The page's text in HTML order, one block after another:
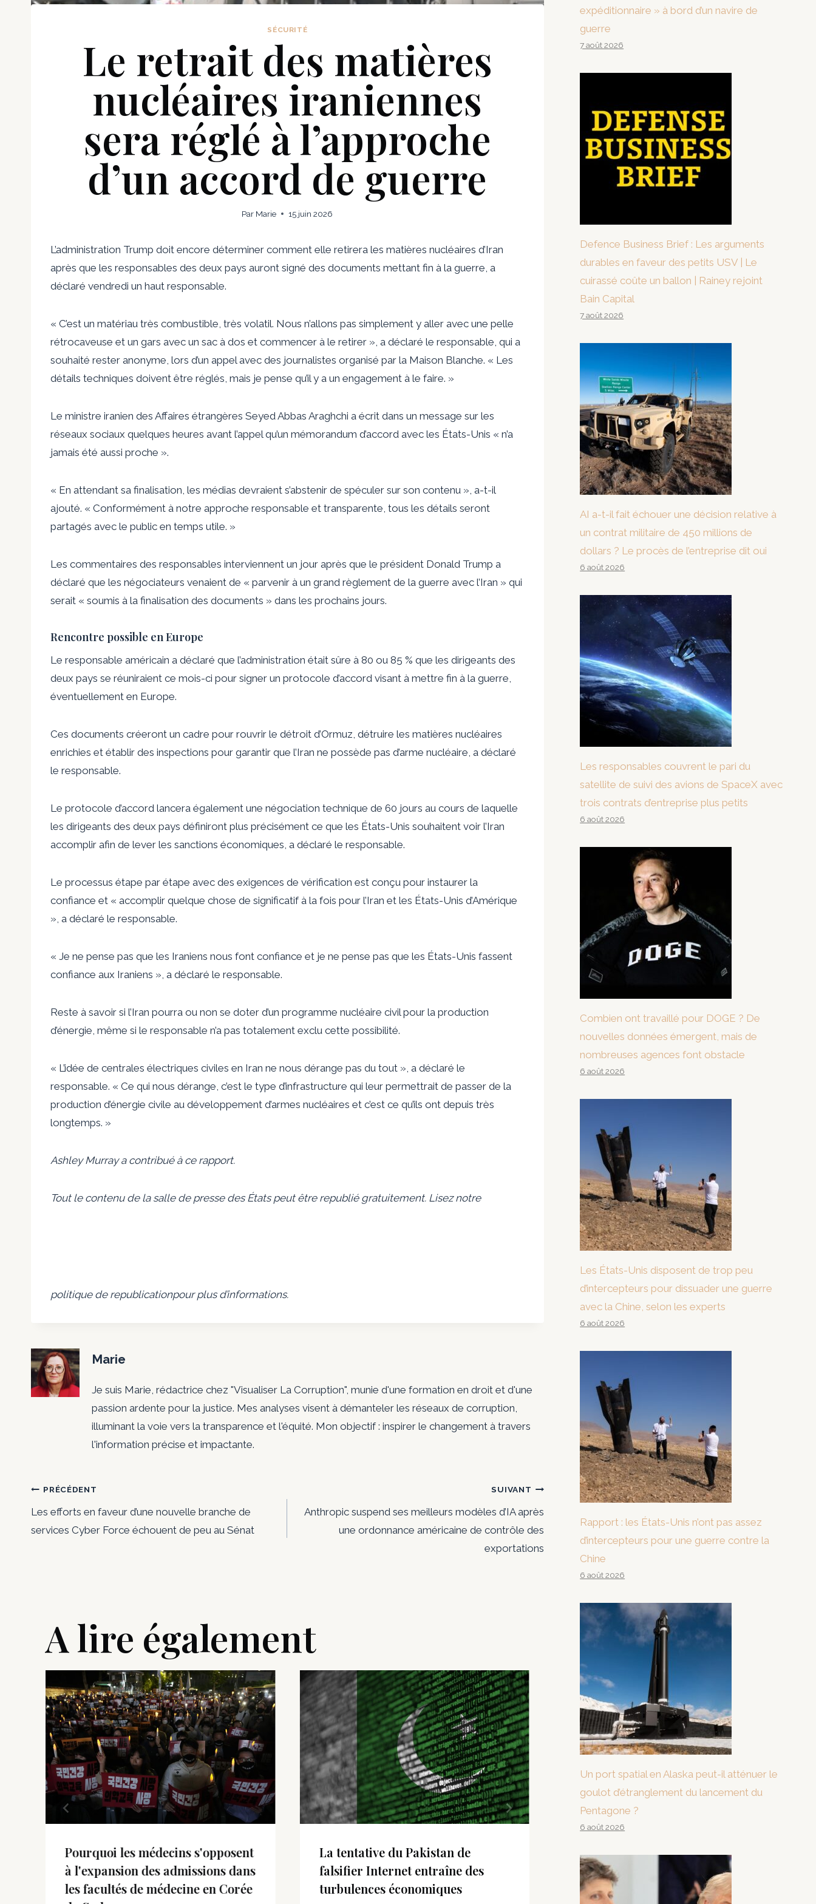
SÉCURITÉ
Le retrait des matières
nucléaires iraniennes
sera réglé à l’approche
d’un accord de guerre
Par Marie 15 juin 2026
L’administration Trump doit encore déterminer comment elle retirera les matières nucléaires d’Iran
après que les responsables des deux pays auront signé des documents mettant fin à la guerre, a
déclaré vendredi un haut responsable.
« C’est un matériau très combustible, très volatil. Nous n’allons pas simplement y aller avec une pelle
rétrocaveuse et un gars avec un sac à dos et commencer à le retirer », a déclaré le responsable, qui a
souhaité rester anonyme, lors d’un appel avec des journalistes organisé par la Maison Blanche. « Les
détails techniques doivent être réglés, mais je pense qu’il y a un engagement à le faire. »
Le ministre iranien des Affaires étrangères Seyed Abbas Araghchi a écrit dans un message sur les
réseaux sociaux quelques heures avant l’appel qu’un mémorandum d’accord avec les États-Unis « n’a
jamais été aussi proche ».
« En attendant sa finalisation, les médias devraient s’abstenir de spéculer sur son contenu », a-t-il
ajouté. « Conformément à notre approche responsable et transparente, tous les détails seront
partagés avec le public en temps utile. »
Les commentaires des responsables interviennent un jour après que le président Donald Trump a
déclaré que les négociateurs venaient de « parvenir à un grand règlement de la guerre avec l’Iran » qui
serait « soumis à la finalisation des documents » dans les prochains jours.
Rencontre possible en Europe
Le responsable américain a déclaré que l’administration était sûre à 80 ou 85 % que les dirigeants des
deux pays se réuniraient ce mois-ci pour signer un protocole d’accord visant à mettre fin à la guerre,
éventuellement en Europe.
Ces documents créeront un cadre pour rouvrir le détroit d’Ormuz, détruire les matières nucléaires
enrichies et établir des inspections pour garantir que l’Iran ne possède pas d’arme nucléaire, a déclaré
le responsable.
Le protocole d’accord lancera également une négociation technique de 60 jours au cours de laquelle
les dirigeants des deux pays définiront plus précisément ce que les États-Unis souhaitent voir l’Iran
accomplir afin de lever les sanctions économiques, a déclaré le responsable.
Le processus étape par étape avec des exigences de vérification est conçu pour instaurer la
confiance et « accomplir quelque chose de significatif à la fois pour l’Iran et les États-Unis d’Amérique
», a déclaré le responsable.
« Je ne pense pas que les Iraniens nous font confiance et je ne pense pas que les États-Unis fassent
confiance aux Iraniens », a déclaré le responsable.
Reste à savoir si l’Iran pourra ou non se doter d’un programme nucléaire civil pour la production
d’énergie, même si le responsable n’a pas totalement exclu cette possibilité.
« L’idée de centrales électriques civiles en Iran ne nous dérange pas du tout », a déclaré le
responsable. « Ce qui nous dérange, c’est le type d’infrastructure qui leur permettrait de passer de la
production d’énergie civile au développement d’armes nucléaires et c’est ce qu’ils ont depuis très
longtemps. »
Ashley Murray a contribué à ce rapport.
Tout le contenu de la salle de presse des États peut être republié gratuitement. Lisez notre
politique de republicationpour plus d’informations.
Marie
Je suis Marie, rédactrice chez "Visualiser La Corruption", munie d'une formation en droit et d'une
passion ardente pour la justice. Mes analyses visent à démanteler les réseaux de corruption,
illuminant la voie vers la transparence et l'équité. Mon objectif : inspirer le changement à travers
l'information précise et impactante.
Navigation
de
PRÉCÉDENT
Les efforts en faveur d’une nouvelle branche de
services Cyber ​​Force échouent de peu au Sénat
SUIVANT
Anthropic suspend ses meilleurs modèles d’IA après
une ordonnance américaine de contrôle des
exportations
A lire également
Pourquoi les médecins s'opposent
à l'expansion des admissions dans
les facultés de médecine en Corée
La tentative du Pakistan de
falsifier Internet entraîne des
turbulences économiques
Comment l’incapacité des
infrastructures du Vietnam sape
ses ambitions géoéconomiques
expéditionnaire » à bord d’un navire de
guerre
7 août 2026
Defence Business Brief : Les arguments
durables en faveur des petits USV | Le
cuirassé coûte un ballon | Rainey rejoint
Bain Capital
7 août 2026
AI a-t-il fait échouer une décision relative à
un contrat militaire de 450 millions de
dollars ? Le procès de l’entreprise dit oui
6 août 2026
Les responsables couvrent le pari du
satellite de suivi des avions de SpaceX avec
trois contrats d’entreprise plus petits
6 août 2026
Combien ont travaillé pour DOGE ? De
nouvelles données émergent, mais de
nombreuses agences font obstacle
6 août 2026
Les États-Unis disposent de trop peu
d’intercepteurs pour dissuader une guerre
avec la Chine, selon les experts
6 août 2026
Rapport : les États-Unis n’ont pas assez
d’intercepteurs pour une guerre contre la
Chine
6 août 2026
Un port spatial en Alaska peut-il atténuer le
goulot d’étranglement du lancement du
Pentagone ?
6 août 2026